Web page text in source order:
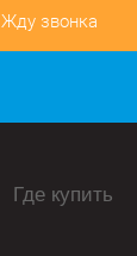
Жду звонка
Где купить